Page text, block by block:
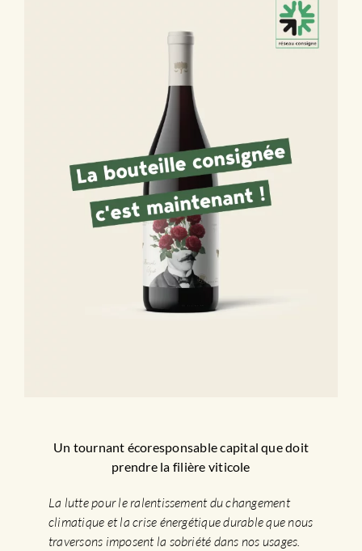
Un tournant écoresponsable capital que doit
prendre la filière viticole
La lutte pour le ralentissement du changement
climatique et la crise énergétique durable que nous
traversons imposent la sobriété dans nos usages.